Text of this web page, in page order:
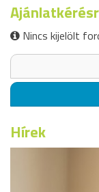
Nincs kijelölt
Hírek